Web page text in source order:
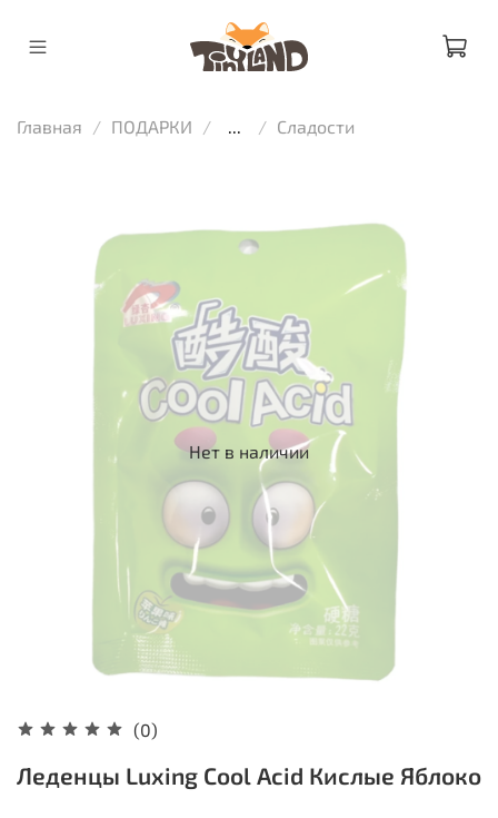
Главная ПОДАРКИ Сладости
Нет в наличии
(0)
Леденцы Luxing Cool Acid Кислые Яблоко